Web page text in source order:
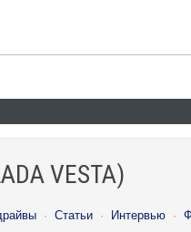
VESTA)
· Статьи · Интервью ·